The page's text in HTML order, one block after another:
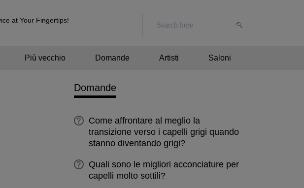
at Your Fingertips!
Più vecchio Domande Artisti Saloni
Domande
Come affrontare al meglio la
transizione verso i capelli grigi quando
stanno diventando grigi?
Quali sono le migliori acconciature per
capelli molto sottili?